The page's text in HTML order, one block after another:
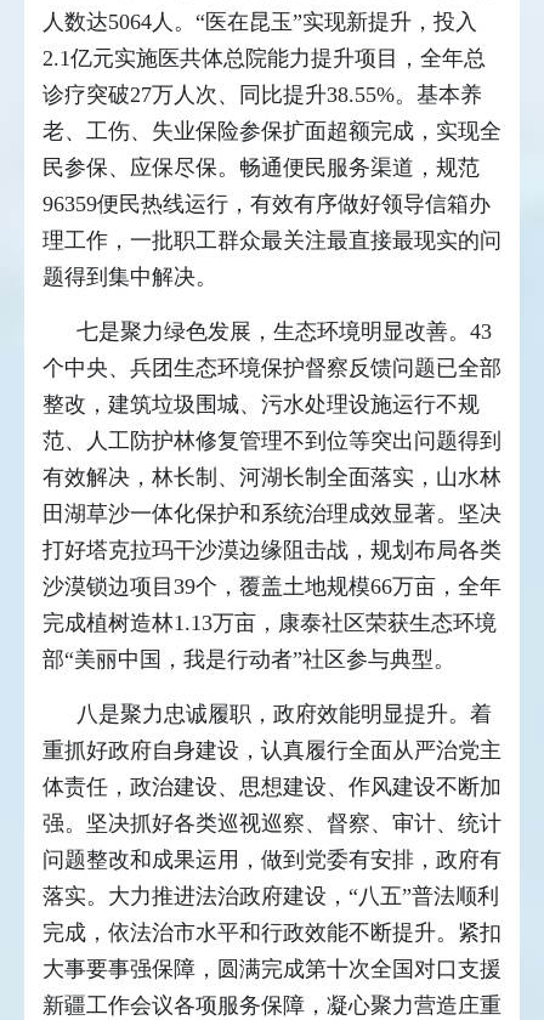
人数达5064人。“医在昆玉”实现新提升，投入
2.1亿元实施医共体总院能力提升项目，全年总
诊疗突破27万人次、同比提升38.55%。基本养
老、工伤、失业保险参保扩面超额完成，实现全
民参保、应保尽保。畅通便民服务渠道，规范
96359便民热线运行，有效有序做好领导信箱办
理工作，一批职工群众最关注最直接最现实的问
题得到集中解决。
七是聚力绿色发展，生态环境明显改善。43
个中央、兵团生态环境保护督察反馈问题已全部
整改，建筑垃圾围城、污水处理设施运行不规
范、人工防护林修复管理不到位等突出问题得到
有效解决，林长制、河湖长制全面落实，山水林
田湖草沙一体化保护和系统治理成效显著。坚决
打好塔克拉玛干沙漠边缘阻击战，规划布局各类
沙漠锁边项目39个，覆盖土地规模66万亩，全年
完成植树造林1.13万亩，康泰社区荣获生态环境
部“美丽中国，我是行动者”社区参与典型。
八是聚力忠诚履职，政府效能明显提升。着
重抓好政府自身建设，认真履行全面从严治党主
体责任，政治建设、思想建设、作风建设不断加
强。坚决抓好各类巡视巡察、督察、审计、统计
问题整改和成果运用，做到党委有安排，政府有
落实。大力推进法治政府建设，“八五”普法顺利
完成，依法治市水平和行政效能不断提升。紧扣
大事要事强保障，圆满完成第十次全国对口支援
新疆工作会议各项服务保障，凝心聚力营造庄重